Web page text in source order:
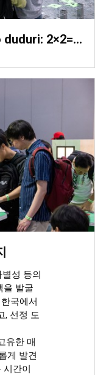
주제전시 < 인간선언 Homo duduri: 2×2=5 >
성 등의
을 발굴
국에서
, 선정 도
유한 매
게 발견
시간이